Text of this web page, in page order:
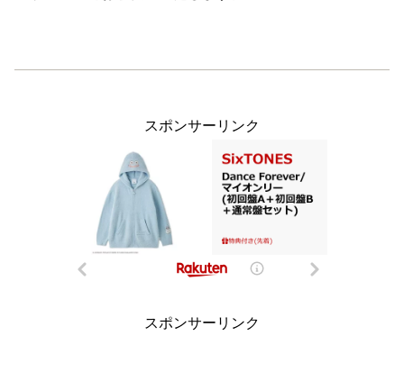
スポンサーリンク
スポンサーリンク